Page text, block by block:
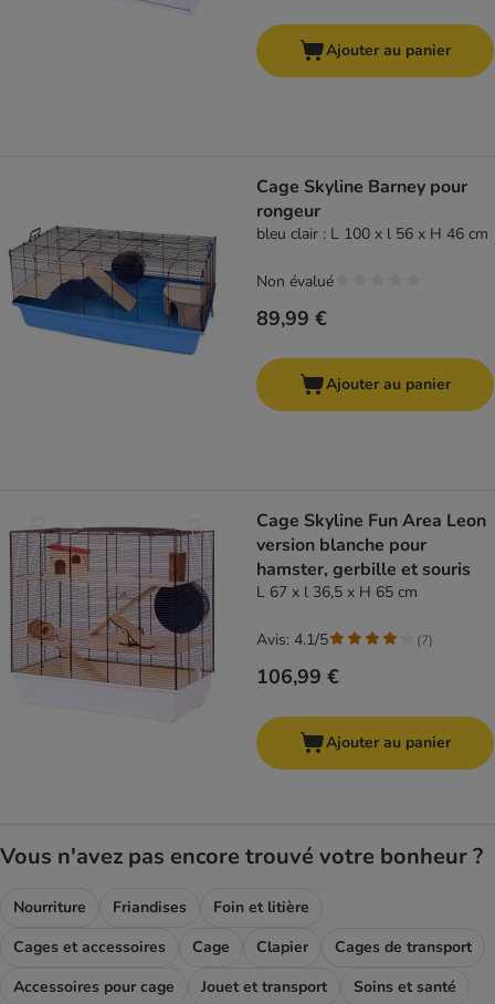
Ajouter au panier
Cage Skyline Barney pour
rongeur
bleu clair : L 100 x l 56 x H 46 cm
89,99 €
Non évalué
Ajouter au panier
Cage Skyline Fun Area Leon
version blanche pour
hamster, gerbille et souris
L 67 x l 36,5 x H 65 cm
106,99 €
Avis: 4.1/5 (7)
Ajouter au panier
Vous n'avez pas encore trouvé votre bonheur ?
Nourriture Friandises
Foin et litière
Cages et accessoires
Cage Clapier
Cages de transport
Accessoires pour cage
Jouet et transport
Soins et santé